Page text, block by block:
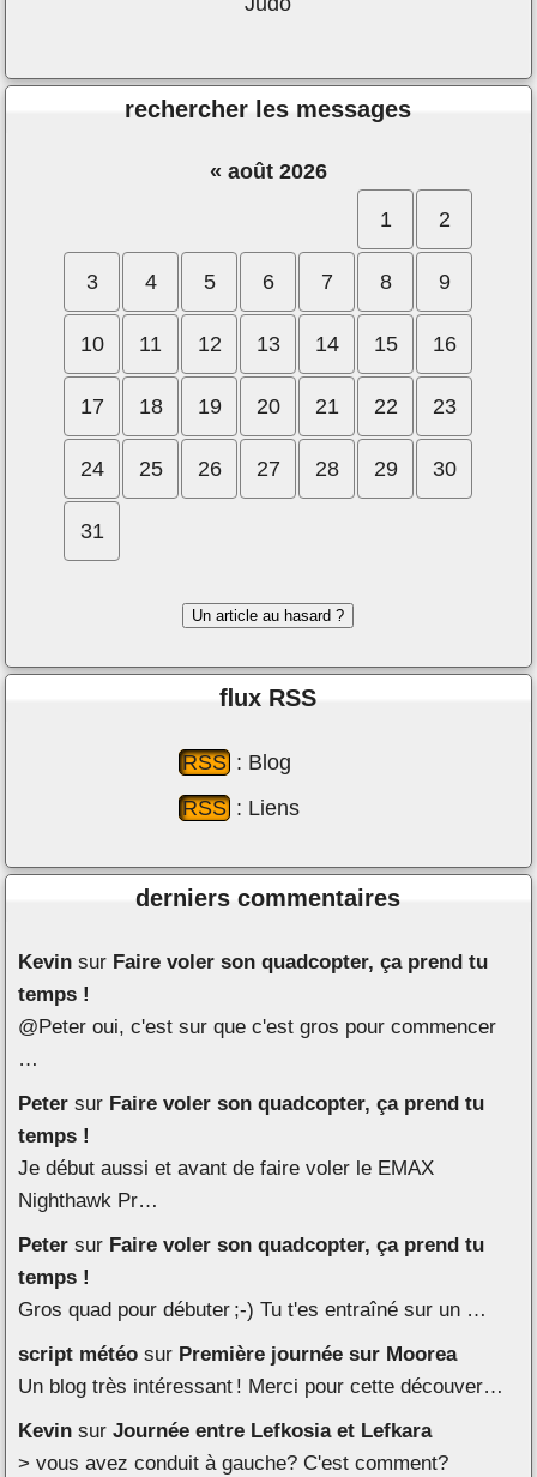
rechercher les messages
« août 2026
1
2
3 4 5 6 7 8 9
10 11 12 13 14 15 16
17 18 19 20 21 22 23
24 25 26 27 28 29 30
31
Un article au hasard ?
ﬂux RSS
RSS: Blog
RSS: Liens
derniers commentaires
Kevin sur Faire voler son quadcopter, ça prend tu
temps !
@Peter oui, c'est sur que c'est gros pour commencer
…
Peter sur Faire voler son quadcopter, ça prend tu
temps !
Je début aussi et avant de faire voler le EMAX
Nighthawk Pr…
Peter sur Faire voler son quadcopter, ça prend tu
temps !
Gros quad pour débuter ;-) Tu t'es entraîné sur un …
script météo sur Première journée sur Moorea
Un blog très intéressant ! Merci pour cette découver…
Kevin surJournée entre Lefkosia et Lefkara
> vous avez conduit à gauche? C'est comment?